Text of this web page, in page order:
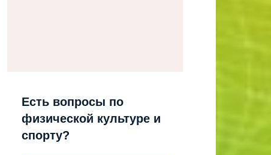
Есть вопросы по
физической культуре и
спорту?